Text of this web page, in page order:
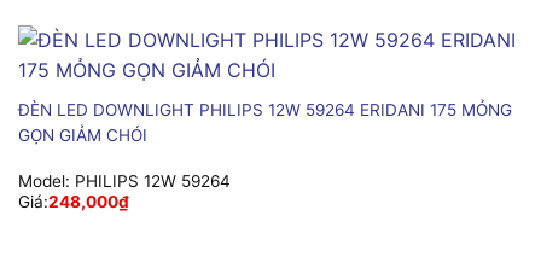
ĐÈN LED DOWNLIGHT PHILIPS 12W 59264 ERIDANI 175 MỎNG
GỌN GIẢM CHÓI
Model: PHILIPS 12W 59264
Giá:248,000₫